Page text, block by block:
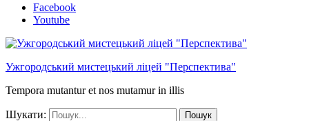
Faceboоk
Youtube
Ужгородський мистецький ліцей "Перспектива"
Tempora mutantur et nos mutamur in illis
Шукати: